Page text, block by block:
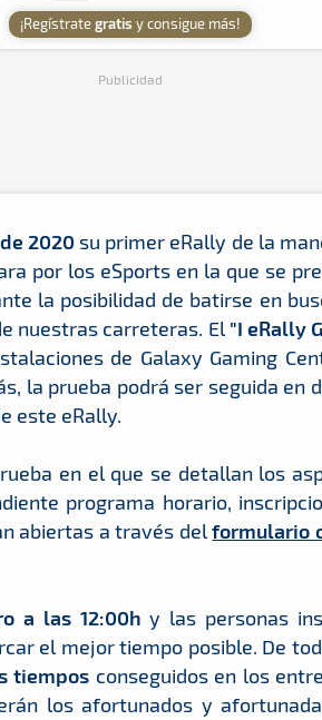
¡Regístrategratis y consigue más!
Publicidad
2020 su primer eRally de la
por los eSports en la que se
la posibilidad de batirse en
nuestras carreteras. El "I eRally
de Galaxy Gaming
la prueba podrá ser seguida en
este eRally.
en el que se detallan los
programa horario,
abiertas a través delformulario
a las 12:00h y las personas
el mejor tiempo posible. De
tiempos conseguidos en los
los afortunados y